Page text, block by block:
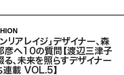
ンリアレイジ」デザイナー、森
彦へ10の質問【渡辺三津子
る、未来を照らすデザイナー
連載 VOL.5】